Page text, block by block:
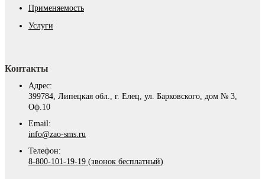
Применяемость
Услуги
Контакты
Адрес:
399784, Липецкая обл., г. Елец, ул. Барковского, дом № 3,
Оф.10
Email:
info@zao-sms.ru
Телефон:
8-800-101-19-19 (звонок бесплатный)